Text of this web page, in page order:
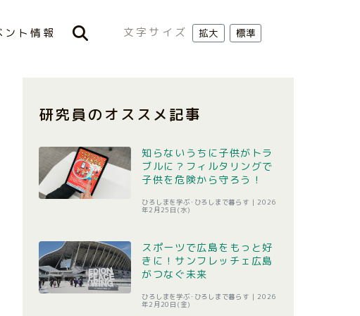
ント情報 文字サイズ 拡大 標準
研究員のオススメ記事
知らないうちに子供がトラ
ブルに？フィルタリングで
子供を危険から守ろう！
ひろしまを学ぶ･ひろしまで暮らす | 2026
年2月25日(水)
スポーツで広島をもっと好
きに！サンフレッチェ広島
がつなぐ未来
ひろしまを学ぶ･ひろしまで暮らす | 2026
年2月20日(金)